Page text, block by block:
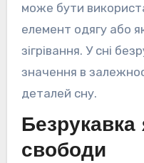
може бути
елемент одягу або
зігрівання. У сні
значення в
деталей сну.
свободи